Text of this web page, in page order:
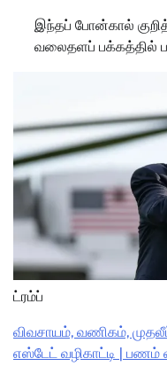
இந்தப் போன்கால்
வலைதளப் பக்கத்தில்
ட்ரம்ப்
விவசாயம், வணிகம்,
எஸ்டேட் வழிகாட்டி |